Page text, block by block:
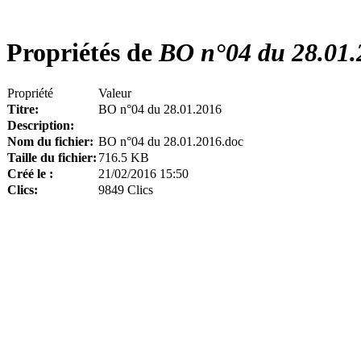
Propriétés deBO n°04 du
Propriété
Valeur
Titre:
BO n°04 du 28.01.2016
Description:
Nom du fichier: BO n°04 du 28.01.2016.doc
Taille du fichier: 716.5 KB
Créé le :
21/02/2016 15:50
Clics:
9849 Clics